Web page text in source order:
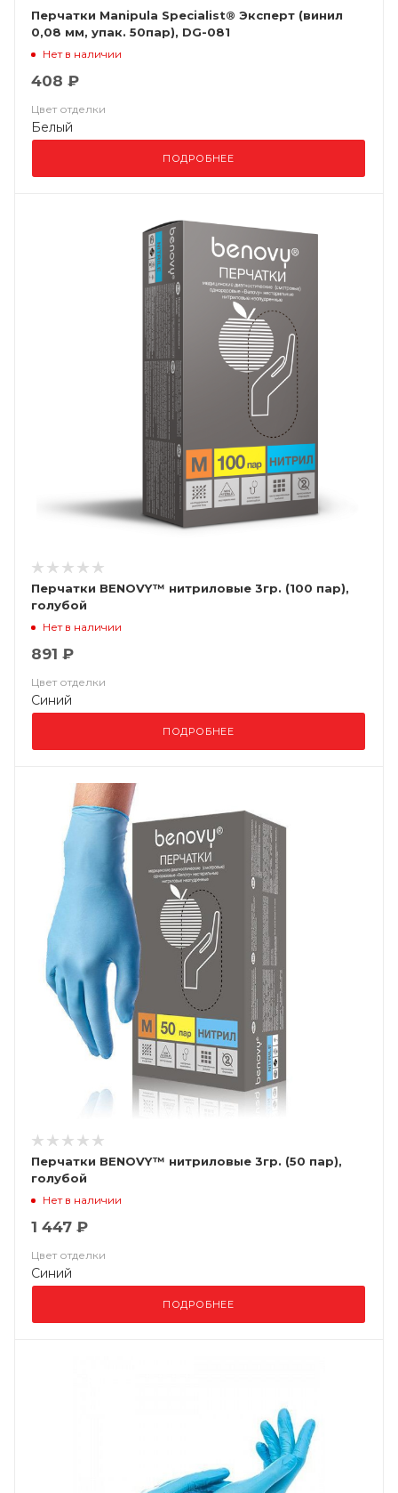
Перчатки Manipula Specialist® Эксперт (винил
0,08 мм, упак. 50пар), DG-081
Нет в наличии
408 ₽
Цвет отделки
Белый
ПОДРОБНЕЕ
Перчатки BENOVY™ нитриловые 3гр. (100 пар),
голубой
Нет в наличии
891 ₽
Цвет отделки
Синий
ПОДРОБНЕЕ
Перчатки BENOVY™ нитриловые 3гр. (50 пар),
голубой
Нет в наличии
1 447 ₽
Цвет отделки
Синий
ПОДРОБНЕЕ